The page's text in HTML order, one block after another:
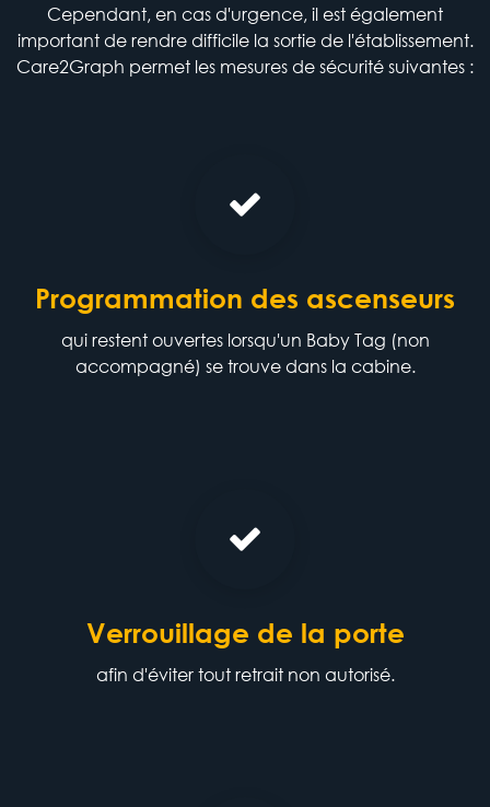
Cependant, en cas d'urgence, il est également
important de rendre difficile la sortie de l'établissement.
Care2Graph permet les mesures de sécurité suivantes :
Programmation des ascenseurs
qui restent ouvertes lorsqu'un Baby Tag (non
accompagné) se trouve dans la cabine.
Verrouillage de la porte
afin d'éviter tout retrait non autorisé.